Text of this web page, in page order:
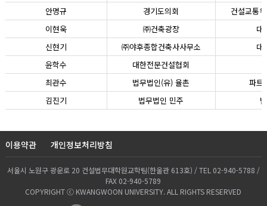
안명규
경기도의회
건설교통
이현욱
㈜건축광장
대
신현기
㈜야후종합건축사사무소
대
윤학수
대한전문건설협회
최관수
법무법인(유) 율촌
파트
김진기
법무법인 민주
이용약관 개인정보처리방침
서울시 노원구 광운로 20 건설법무대학원교학팀(한울관 613호) / TEL 02-940-5788 /
FAX 02-940-5789
COPYRIGHT ⓒ KWANGWOON UNIVERSITY. ALL RIGHTS RESERVED